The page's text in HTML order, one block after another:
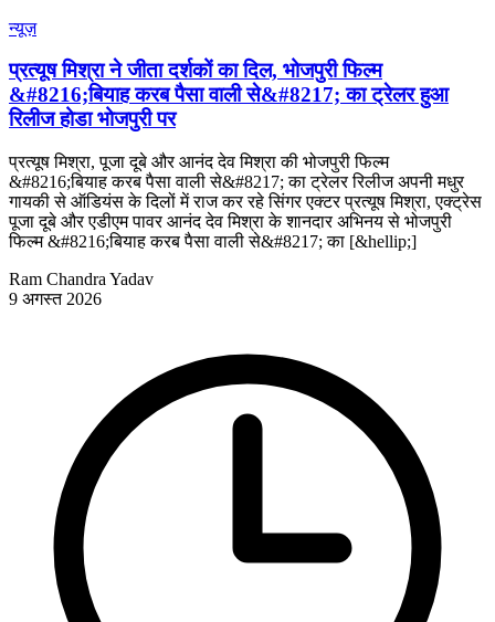
न्यूज़
प्रत्यूष मिश्रा ने जीता दर्शकों का दिल, भोजपुरी फिल्म
&#8216;बियाह करब पैसा वाली से&#8217; का ट्रेलर हुआ
रिलीज होडा भोजपुरी पर
प्रत्यूष मिश्रा, पूजा दूबे और आनंद देव मिश्रा की भोजपुरी फिल्म
&#8216;बियाह करब पैसा वाली से&#8217; का ट्रेलर रिलीज अपनी मधुर
गायकी से ऑडियंस के दिलों में राज कर रहे सिंगर एक्टर प्रत्यूष मिश्रा, एक्ट्रेस
पूजा दूबे और एडीएम पावर आनंद देव मिश्रा के शानदार अभिनय से भोजपुरी
फिल्म &#8216;बियाह करब पैसा वाली से&#8217; का [&hellip;]
Ram Chandra Yadav
9 अगस्त 2026